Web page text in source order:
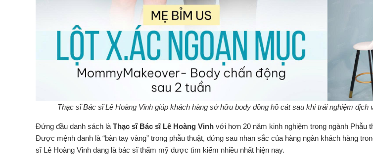
Thạc sĩ Bác sĩ Lê Hoàng Vinh giúp khách hàng sở hữu body đồng hồ cát sau khi trải nghiệm dịch
Đứng đầu danh sách là Thạc sĩ Bác sĩ Lê Hoàng Vinh với hơn 20 năm kinh nghiệm trong ngành Phẫu
Được mệnh danh là “bàn tay vàng” trong phẫu thuật, đứng sau nhan sắc của hàng ngàn khách hàng
sĩ Lê Hoàng Vinh đang là bác sĩ thẩm mỹ được tìm kiếm nhiều nhất hiện nay.